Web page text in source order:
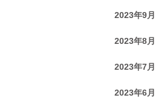
2023年9月
2023年8月
2023年7月
2023年6月